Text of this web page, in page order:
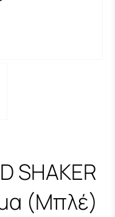
SHAKER
(Μπλέ)